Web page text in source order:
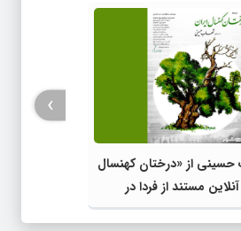
از «درختان کهنسال
مستند از فردا در
›